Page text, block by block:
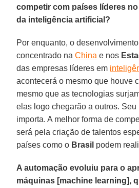
competir com países líderes
da inteligência artificial?
Por enquanto, o
concentrado naChina e nos
das empresas líderes em
acontecerá o mesmo que houve
mesmo que as tecnologias
elas logo chegarão a outros.
importa. A melhor forma de
será pela criação de talentos
países como o Brasil podem
A automação evoluiu para o
máquinas [machine learning],